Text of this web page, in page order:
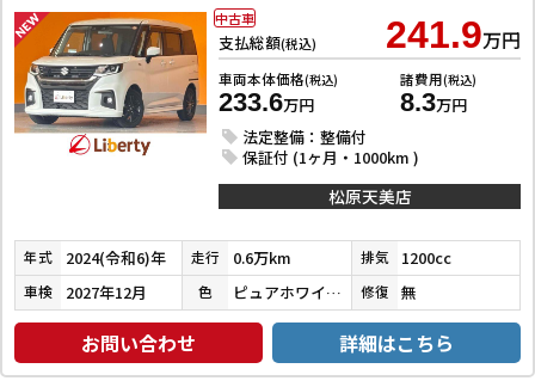
支払総額(税込) 241.9万円
車両本体価格(税込)
233.6万円
諸費用(税込)
8.3万円
法定整備：整備付
保証付 (1ヶ月・1000km )
中古車
松原天美店
年式 2024(令和6)年 走行 0.6万km 排気 1200cc
車検 2027年12月 色 ピュアホワイトパール 修復 無
お問い合わせ 詳細はこちら